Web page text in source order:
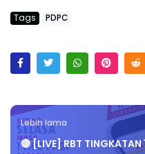
Tags PDPC
Lebih lama
🔴 [LIVE] RBT TINGKATAN